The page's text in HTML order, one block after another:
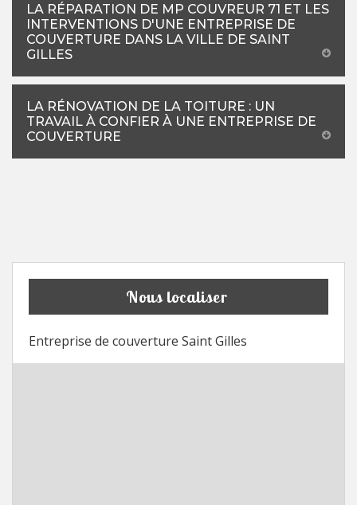
LA RÉPARATION DE MP COUVREUR 71 ET LES
INTERVENTIONS D'UNE ENTREPRISE DE
COUVERTURE DANS LA VILLE DE SAINT
GILLES
LA RÉNOVATION DE LA TOITURE : UN
TRAVAIL À CONFIER À UNE ENTREPRISE DE
COUVERTURE
Nous localiser
Entreprise de couverture Saint Gilles